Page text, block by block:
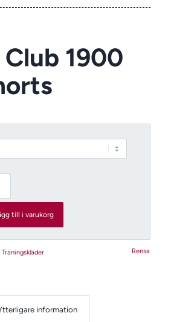
Club 1900
Rensa
till i varukorg
Träningskläder
information